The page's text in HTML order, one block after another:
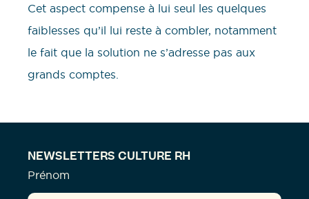
Cet aspect compense à lui seul les quelques
faiblesses qu’il lui reste à combler, notamment
le fait que la solution ne s’adresse pas aux
grands comptes.
NEWSLETTERS CULTURE RH
Prénom